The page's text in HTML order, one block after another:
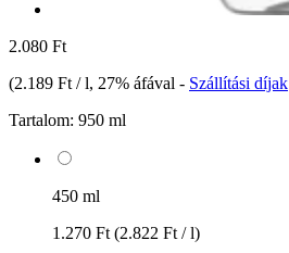
2.080 Ft
(2.189 Ft / l, 27% áfával - Szállítási díjak
Tartalom: 950 ml
450 ml
1.270 Ft (2.822 Ft / l)